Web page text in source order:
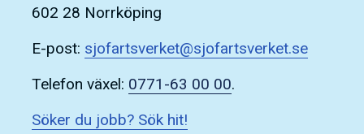
602 28 Norrköping
E-post: sjofartsverket@sjofartsverket.se
Telefon växel: 0771-63 00 00.
Söker du jobb? Sök hit!